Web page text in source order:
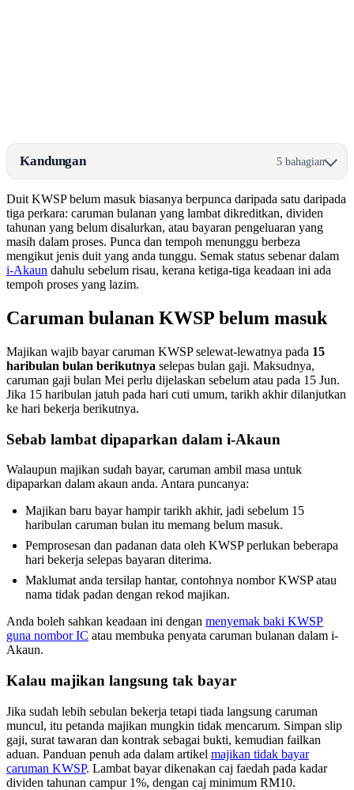
Kandungan 5 bahagian
Duit KWSP belum masuk biasanya berpunca daripada satu daripada
tiga perkara: caruman bulanan yang lambat dikreditkan, dividen
tahunan yang belum disalurkan, atau bayaran pengeluaran yang
masih dalam proses. Punca dan tempoh menunggu berbeza
mengikut jenis duit yang anda tunggu. Semak status sebenar dalam
i-Akaun dahulu sebelum risau, kerana ketiga-tiga keadaan ini ada
tempoh proses yang lazim.
Caruman bulanan KWSP belum masuk
Majikan wajib bayar caruman KWSP selewat-lewatnya pada 15
haribulan bulan berikutnya selepas bulan gaji. Maksudnya,
caruman gaji bulan Mei perlu dijelaskan sebelum atau pada 15 Jun.
Jika 15 haribulan jatuh pada hari cuti umum, tarikh akhir dilanjutkan
ke hari bekerja berikutnya.
Sebab lambat dipaparkan dalam i-Akaun
Walaupun majikan sudah bayar, caruman ambil masa untuk
dipaparkan dalam akaun anda. Antara puncanya:
Majikan baru bayar hampir tarikh akhir, jadi sebelum 15
haribulan caruman bulan itu memang belum masuk.
Pemprosesan dan padanan data oleh KWSP perlukan beberapa
hari bekerja selepas bayaran diterima.
Maklumat anda tersilap hantar, contohnya nombor KWSP atau
nama tidak padan dengan rekod majikan.
Anda boleh sahkan keadaan ini dengan menyemak baki KWSP
guna nombor IC atau membuka penyata caruman bulanan dalam i-
Akaun.
Kalau majikan langsung tak bayar
Jika sudah lebih sebulan bekerja tetapi tiada langsung caruman
muncul, itu petanda majikan mungkin tidak mencarum. Simpan slip
gaji, surat tawaran dan kontrak sebagai bukti, kemudian failkan
aduan. Panduan penuh ada dalam artikel majikan tidak bayar
caruman KWSP. Lambat bayar dikenakan caj faedah pada kadar
dividen tahunan campur 1%, dengan caj minimum RM10.